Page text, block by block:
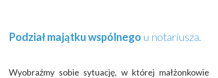
Podział majątku wspólnego u notariusza.
Wyobraźmy sobie sytuację, w której małżonkowie